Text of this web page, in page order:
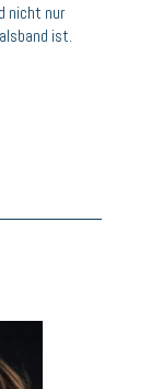
nicht nur
ist.